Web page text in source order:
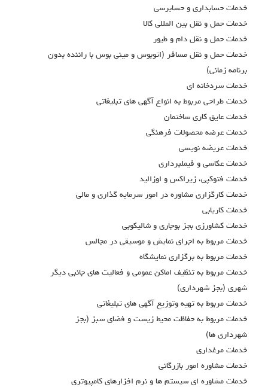
خدمات حسابداري و حسابرسي
خدمات حمل و نقل بين المللي كالا
خدمات حمل و نقل دام و طيور
خدمات حمل و نقل مسافر (اتوبوس و ميني بوس با راننده بدون
برنامه زماني)
خدمات سردخانه اي
خدمات طراحي مربوط به انواع آگهي هاي تبليغاتي
خدمات عايق كاري ساختمان
خدمات عرضه محصولات فرهنگي
خدمات عريضه نويسي
خدمات عکاسي و فيملبرداري
خدمات فتوکپی، زیراکس و اوزاليد
خدمات كارگزاري مشاوره در امور سرمايه گذاري و مالي
خدمات كاريابي
خدمات كشاورزي بجز بوجاري و شاليكوبي
خدمات مربوط به اجراي نمايش و موسيقي در مجالس
خدمات مربوط به برگزاري نمايشگاه
خدمات مربوط به تنظيف اماكن عمومي و فعاليت هاي جانبي ديگر
شهري (بجز شهرداري)
خدمات مربوط به تهيه وتوزيع آگهي هاي تبليغاتي
خدمات مربوط به حفاظت محيط زيست و فضاي سبز (بجز
شهرداري ها)
خدمات مرغداري
خدمات مشاوره امور بازرگاني
خدمات مشاوره اي سيستم ها و نرم افزارهاي كامپيوتري